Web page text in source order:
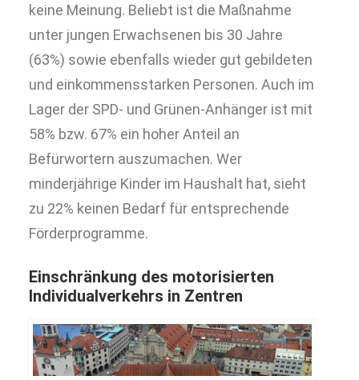
keine Meinung. Beliebt ist die Maßnahme
unter jungen Erwachsenen bis 30 Jahre
(63%) sowie ebenfalls wieder gut gebildeten
und einkommensstarken Personen. Auch im
Lager der SPD- und Grünen-Anhänger ist mit
58% bzw. 67% ein hoher Anteil an
Befürwortern auszumachen. Wer
minderjährige Kinder im Haushalt hat, sieht
zu 22% keinen Bedarf für entsprechende
Förderprogramme.
Einschränkung des motorisierten
Individualverkehrs in Zentren